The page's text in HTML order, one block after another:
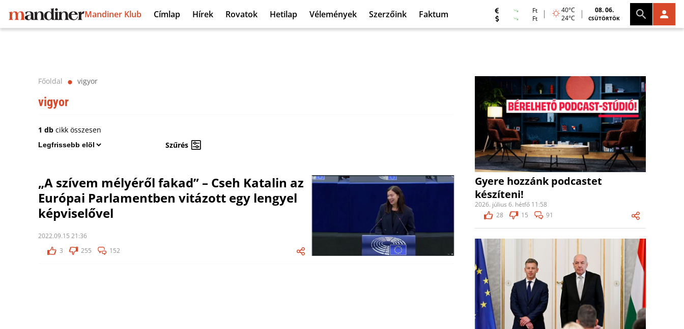
Mandiner Klub Címlap Hírek Rovatok Hetilap Vélemények Szerzőink Faktum
Ft
Ft
40°C
24°C
08. 06.
CSÜTÖRTÖK
Főoldal ⬤ vigyor
vigyor
1 db cikk összesen
Szűrés
„A szívem mélyéről fakad” – Cseh Katalin az
Európai Parlamentben vitázott egy lengyel
képviselővel
2022.09.15 21:36
3
255 152
Gyere hozzánk podcastet
készíteni!
2026. július 6. hétfő 11:58
28
15 91